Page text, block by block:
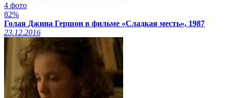
4 фото
82%
Голая Джина Гершон в фильме «Сладкая месть», 1987
23.12.2016